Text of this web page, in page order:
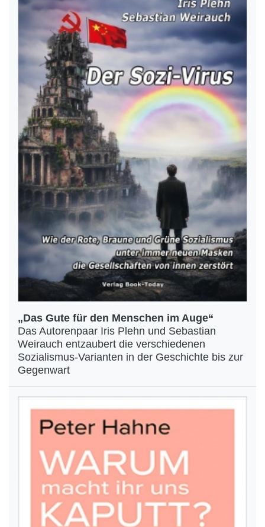
„Das Gute für den Menschen im Auge“
Das Autorenpaar Iris Plehn und Sebastian
Weirauch entzaubert die verschiedenen
Sozialismus-Varianten in der Geschichte bis zur
Gegenwart